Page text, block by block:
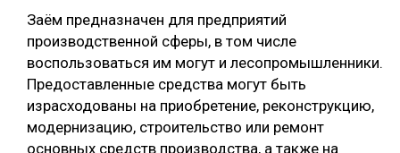
Заём предназначен для предприятий
производственной сферы, в том числе
воспользоваться им могут и лесопромышленники.
Предоставленные средства могут быть
израсходованы на приобретение, реконструкцию,
модернизацию, строительство или ремонт
основных средств производства, а также на